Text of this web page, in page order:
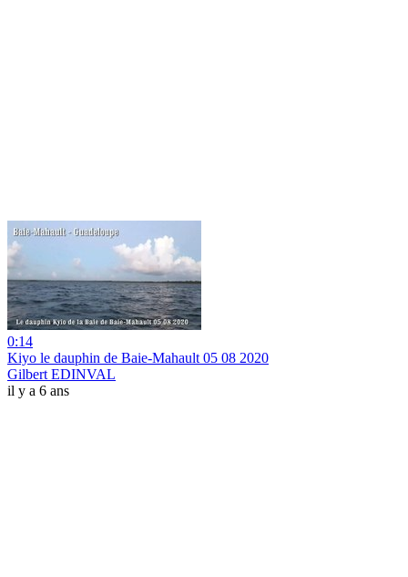
0:14
Kiyo le dauphin de Baie-Mahault 05 08 2020
Gilbert EDINVAL
il y a 6 ans